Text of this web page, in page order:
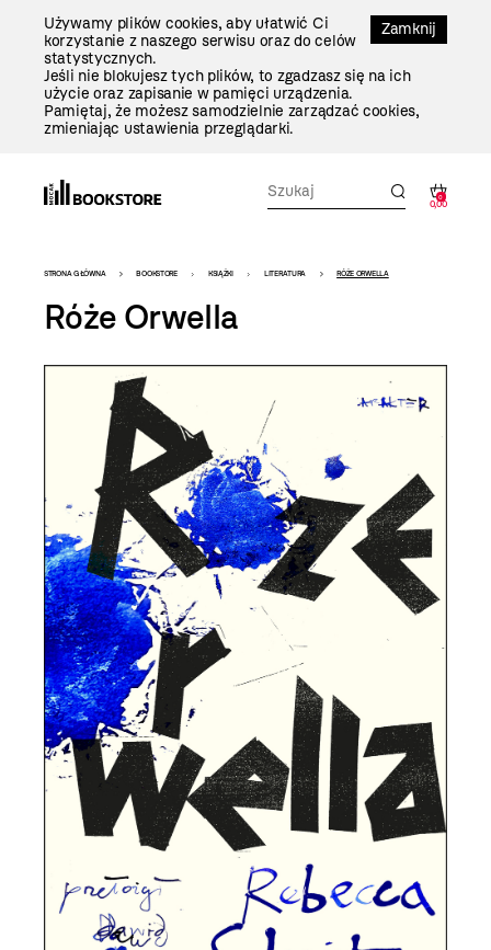
Zamknij
Używamy plików cookies, aby ułatwić Ci
korzystanie z naszego serwisu oraz do celów
statystycznych.
Jeśli nie blokujesz tych plików, to zgadzasz się na ich
użycie oraz zapisanie w pamięci urządzenia.
Pamiętaj, że możesz samodzielnie zarządzać cookies,
zmieniając ustawienia przeglądarki.
0
0,00
Bookstore
-
szablon
szczegóły
STRONA GŁÓWNA BOOKSTORE KSIĄŻKI LITERATURA RÓŻE ORWELLA
Róże Orwella